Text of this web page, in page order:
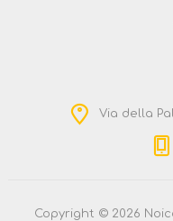
Via della
Copyright © 2026